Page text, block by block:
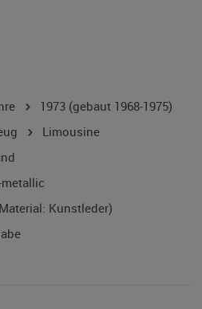
1973 (gebaut 1968-1975)
Limousine
Kunstleder)